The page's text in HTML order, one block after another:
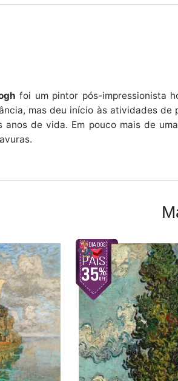
foi um pintor pós-impressionista
mas deu início às atividades
anos de vida. Em pouco mais de